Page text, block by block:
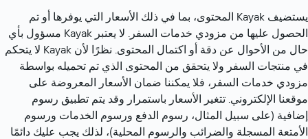
يستضيف Kayak المحتوى، بما في ذلك الأسعار التي يوفرها أو تم
الحصول عليها من مزودي خدمات السفر. لا يعتبر Kayak مسؤول بأي
حال من الأحوال عن دقة أو اكتمال المحتوى. نظرًا لأن Kayak لا يتحكم
في منتجات السفر ولا يتحقق من المحتوى الذي تم تحميله بواسطة
مزودي خدمات السفر، فلا يمكننا ضمان الأسعار المعروضة على
موقعنا الإلكتروني. تتغير الأسعار باستمرار وقد يتم تطبيق رسوم
إضافية (على سبيل المثال، رسوم الدفع ورسوم الخدمات ورسوم
الأمتعة المسجلة والضرائب والرسوم المحلية)، لذلك يجب عليك دائمًا